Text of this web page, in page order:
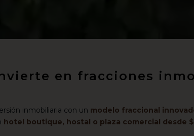
en fracciones
inmobiliaria con un modelo fraccional
hotel boutique, hostal o plaza comercial desde